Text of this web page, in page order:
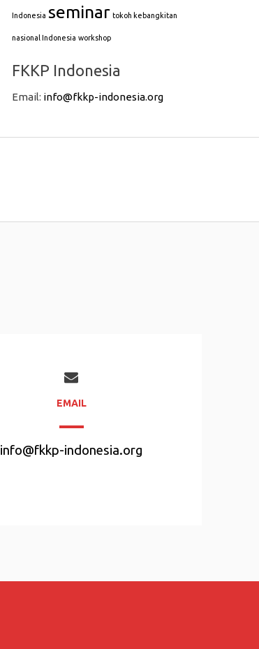
Indonesia seminar tokoh kebangkitan
nasional Indonesia workshop
FKKP Indonesia
Email: info@fkkp-indonesia.org
EMAIL
info@fkkp-indonesia.org